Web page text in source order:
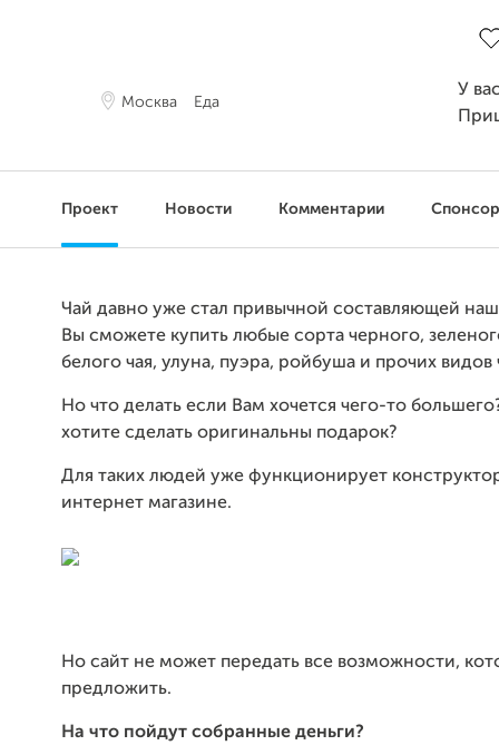
Москва Еда
У
Проект Новости Комментарии
Чай давно уже стал привычной составляющей
Вы сможете купить любые сорта черного,
белого чая, улуна, пуэра, ройбуша и прочих видов
Но что делать если Вам хочется чего-то
хотите сделать оригинальны подарок?
Для таких людей уже функционирует
интернет магазине.
Но сайт не может передать все возможности,
предложить.
На что пойдут собранные деньги?